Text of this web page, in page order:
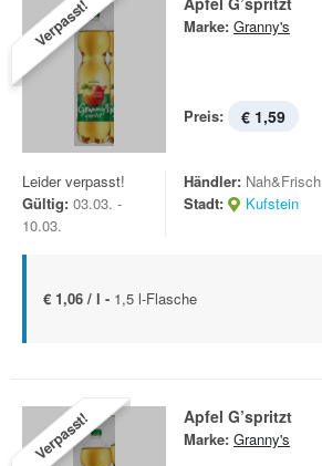
Verpasst! Marke: Granny's
Preis: € 1,59
Leider verpasst!
Gültig: 03.03. -
10.03.
Händler: Nah&Frisch
Stadt:
Kufstein
€ 1,06 / l - 1,5 l-Flasche
Verpasst! Apfel G’spritzt
Marke: Granny's